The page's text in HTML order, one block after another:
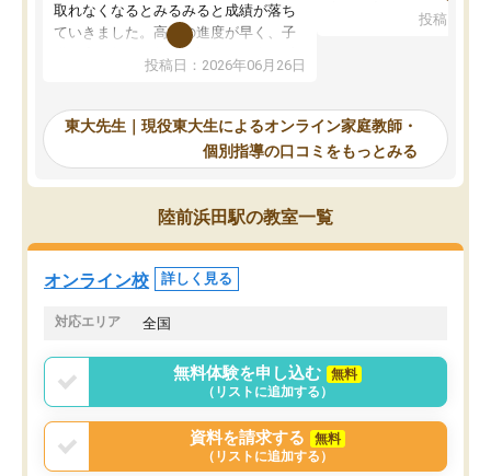
取れなくなるとみるみると成績が落ち
ていきました。高校の進度が早く、子
供も家に帰って勉強の話すると嫌な反
応を示します。東大先生にお願いして
れるので、親としても安心です。毎日
使える自習室とかもあり、わからない
ところがあれば先生が回答してくれる
のも重宝しています。
投稿日：2026年06月26日
で、当初は模試でD判定
自習室が毎日使えていつ
るのが心強かったよう
謝です。
投稿日：
東大先生｜現役東大生によるオンライン家庭教師・
個別指導の口コミをもっとみる
陸前浜田駅の教室一覧
オンライン校 詳しく見る
対応エリア 全国
無料体験を申し込む
無料
（リストに追加する）
資料を請求する
無料
（リストに追加する）